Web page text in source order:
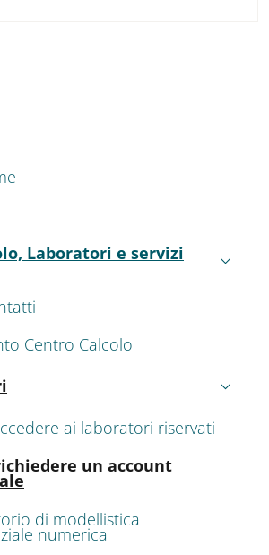
NAVIGATION
Laboratori e servizi
Centro Calcolo
ai laboratori riservati
un account
di modellistica
numerica